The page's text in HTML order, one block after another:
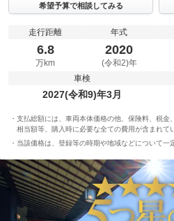
希望予算で相談してみる
走行距離
6.8
万km
年式
2020
(令和2)年
車検
2027(令和9)年3月
支払総額には、車両本体価格の他、保険料、税金
相当額等、購入時に必要な全ての費用が含まれて
当該価格は、登録等の時期や地域などについて一